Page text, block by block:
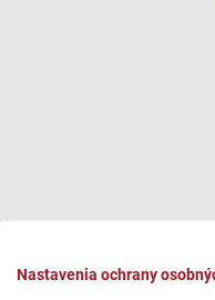
Nastavenia ochrany